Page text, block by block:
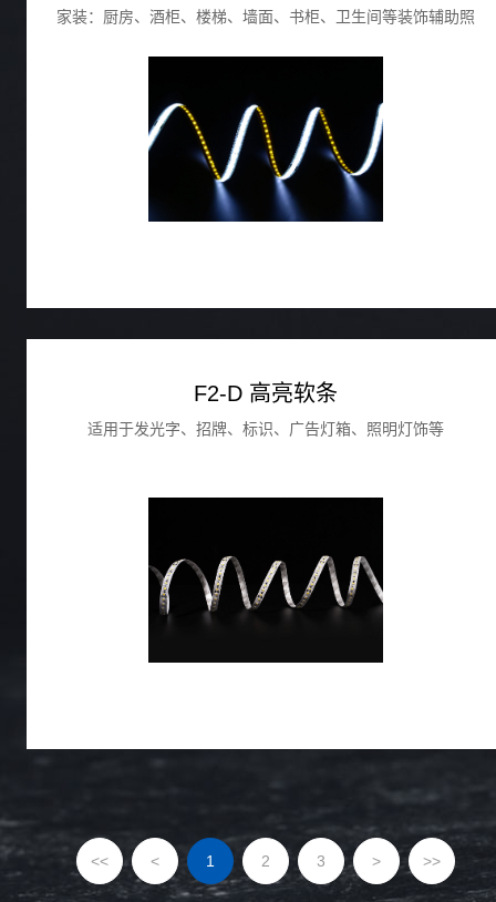
家装：厨房、酒柜、楼梯、墙面、书柜、卫生间等装饰辅助照
明。
F2-D 高亮软条
适用于发光字、招牌、标识、广告灯箱、照明灯饰等
<< < 1 2 3 > >>